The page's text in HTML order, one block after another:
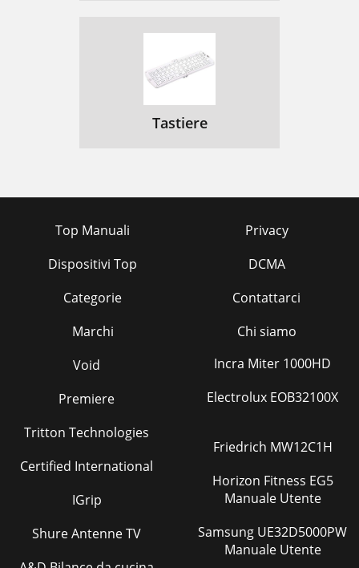
Tastiere
Top Manuali
Dispositivi Top
Categorie
Marchi
Privacy
DCMA
Contattarci
Chi siamo
Void
Premiere
Tritton Technologies
Certified International
IGrip
Shure Antenne TV
Incra Miter 1000HD
Electrolux EOB32100X
Friedrich MW12C1H
Horizon Fitness EG5
Manuale Utente
Samsung UE32D5000PW
Manuale Utente